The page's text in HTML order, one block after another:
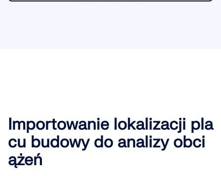
Importowanie lokalizacji pla
cu budowy do analizy obci
ążeń